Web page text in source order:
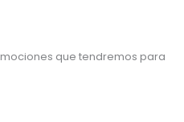
que tendremos para